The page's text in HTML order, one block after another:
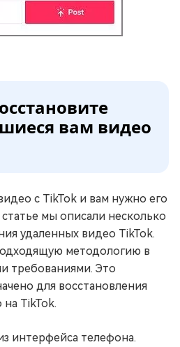
вам видео
с TikTok и вам нужно его
мы описали несколько
удаленных видео TikTok.
методологию в
требованиями. Это
для восстановления
TikTok.
интерфейса телефона.